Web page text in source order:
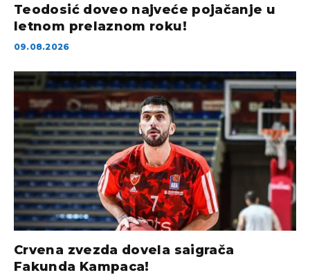
Teodosić doveo najveće pojačanje u
letnom prelaznom roku!
09.08.2026
Crvena zvezda dovela saigrača
Fakunda Kampaca!